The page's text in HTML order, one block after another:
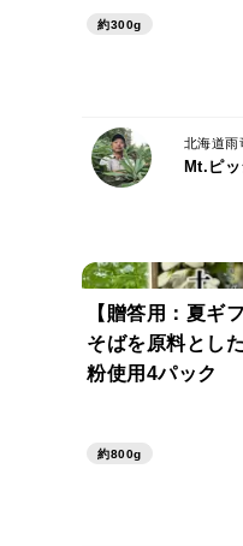
約300g
北海道雨
Mt.ピ
【贈答用：夏ギ
そばを原料とし
粉使用4パック
約800g